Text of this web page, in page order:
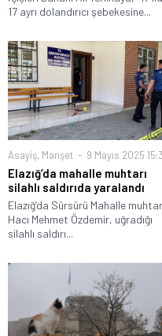
17 ayrı dolandırıcı şebekesine...
Asayiş, Manşet 9 Mayıs 2025
Elazığ’da mahalle muhtarı
silahlı saldırıda yaralandı
Elazığ’da Sürsürü Mahalle
Hacı Mehmet Özdemir, uğradığı
silahlı saldırı...